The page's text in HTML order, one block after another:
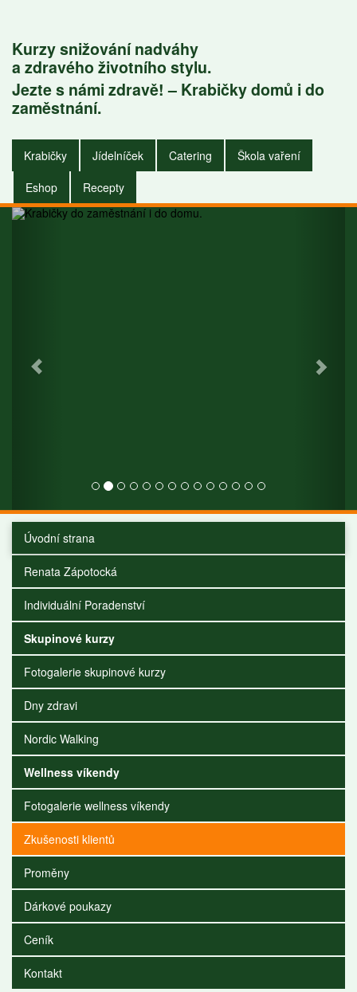
Kurzy snižování nadváhy
a zdravého životního stylu.
Jezte s námi zdravě! – Krabičky domů i do
zaměstnání.
Krabičky Jídelníček Catering
Škola vaření
Eshop
Recepty
Krabičky do
zaměstnání i do
domu.
Úvodní strana
Renata Zápotocká
Individuální Poradenství
Skupinové kurzy
Fotogalerie skupinové kurzy
Dny zdravi
Nordic Walking
Wellness víkendy
Fotogalerie wellness víkendy
Zkušenosti klientů
Proměny
Dárkové poukazy
Ceník
Kontakt